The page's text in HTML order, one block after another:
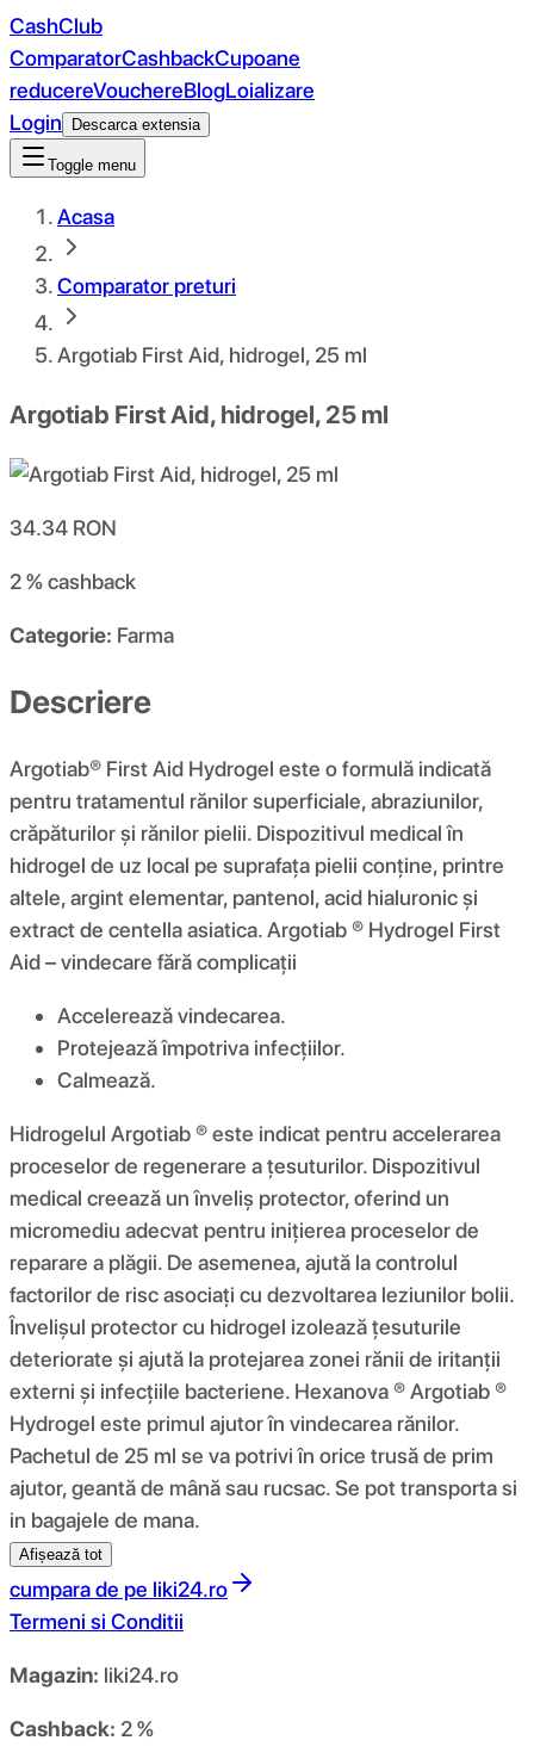
CashClub
ComparatorCashbackCupoane
reducereVouchereBlogLoializare
Login
Descarca extensia
Toggle menu
Acasa
Comparator preturi
Argotiab First Aid, hidrogel, 25 ml
Argotiab First Aid, hidrogel, 25 ml
34.34 RON
2 %cashback
Categorie: Farma
Descriere
Argotiab® First Aid Hydrogel este o formulă indicată
pentru tratamentul rănilor superficiale, abraziunilor,
crăpăturilor și rănilor pielii. Dispozitivul medical în
hidrogel de uz local pe suprafața pielii conține, printre
altele, argint elementar, pantenol, acid hialuronic și
extract de centella asiatica. Argotiab ® Hydrogel First
Aid – vindecare fără complicații
Accelerează vindecarea.
Protejează împotriva infecțiilor.
Calmează.
Hidrogelul Argotiab ® este indicat pentru accelerarea
proceselor de regenerare a țesuturilor. Dispozitivul
medical creează un înveliș protector, oferind un
micromediu adecvat pentru inițierea proceselor de
reparare a plăgii. De asemenea, ajută la controlul
factorilor de risc asociați cu dezvoltarea leziunilor bolii.
Învelișul protector cu hidrogel izolează țesuturile
deteriorate și ajută la protejarea zonei rănii de iritanții
externi și infecțiile bacteriene. Hexanova ® Argotiab ®
Hydrogel este primul ajutor în vindecarea rănilor.
Pachetul de 25 ml se va potrivi în orice trusă de prim
ajutor, geantă de mână sau rucsac. Se pot transporta si
in bagajele de mana.
Afișează tot
cumpara de pe liki24.ro
Termeni si Conditii
Magazin: liki24.ro
Cashback: 2 %